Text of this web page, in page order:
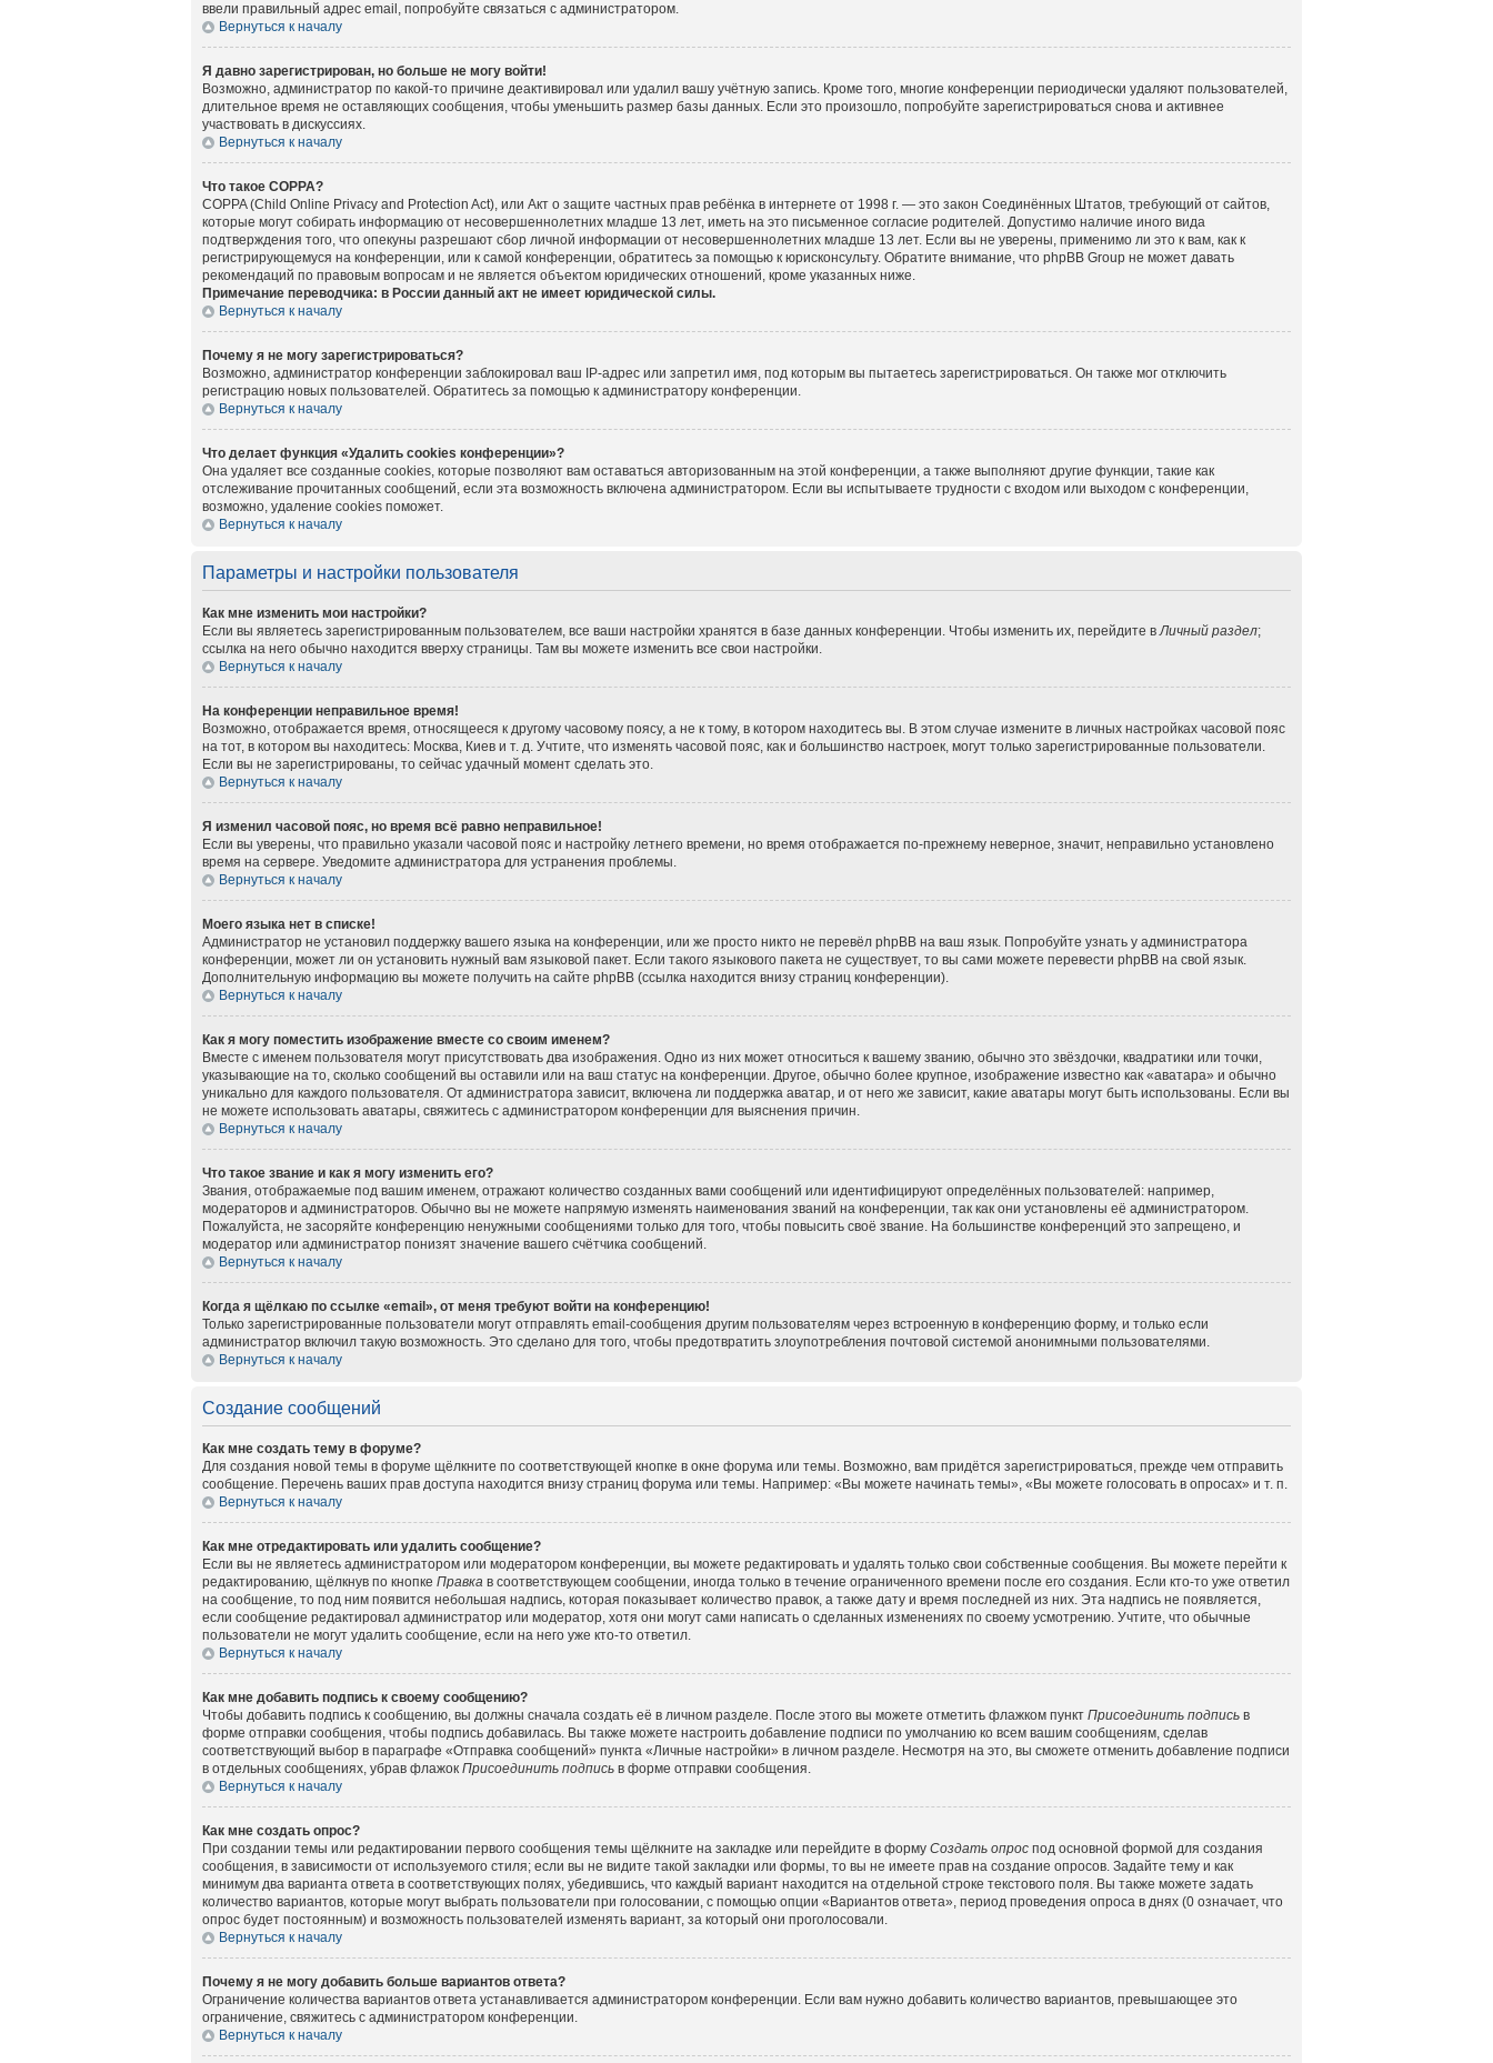
ввели правильный адрес email, попробуйте связаться с администратором.
Вернуться к началу
Я давно зарегистрирован, но больше не могу войти!
Возможно, администратор по какой-то причине деактивировал или удалил вашу учётную запись. Кроме того, многие конференции периодически удаляют пользователей,
длительное время не оставляющих сообщения, чтобы уменьшить размер базы данных. Если это произошло, попробуйте зарегистрироваться снова и активнее
участвовать в дискуссиях.
Вернуться к началу
Что такое COPPA?
COPPA (Child Online Privacy and Protection Act), или Акт о защите частных прав ребёнка в интернете от 1998 г. — это закон Соединённых Штатов, требующий от сайтов,
которые могут собирать информацию от несовершеннолетних младше 13 лет, иметь на это письменное согласие родителей. Допустимо наличие иного вида
подтверждения того, что опекуны разрешают сбор личной информации от несовершеннолетних младше 13 лет. Если вы не уверены, применимо ли это к вам, как к
регистрирующемуся на конференции, или к самой конференции, обратитесь за помощью к юрисконсульту. Обратите внимание, что phpBB Group не может давать
рекомендаций по правовым вопросам и не является объектом юридических отношений, кроме указанных ниже.
Примечание переводчика: в России данный акт не имеет юридической силы.
Вернуться к началу
Почему я не могу зарегистрироваться?
Возможно, администратор конференции заблокировал ваш IP-адрес или запретил имя, под которым вы пытаетесь зарегистрироваться. Он также мог отключить
регистрацию новых пользователей. Обратитесь за помощью к администратору конференции.
Вернуться к началу
Что делает функция «Удалить cookies конференции»?
Она удаляет все созданные cookies, которые позволяют вам оставаться авторизованным на этой конференции, а также выполняют другие функции, такие как
отслеживание прочитанных сообщений, если эта возможность включена администратором. Если вы испытываете трудности с входом или выходом с конференции,
возможно, удаление cookies поможет.
Вернуться к началу
Параметры и настройки пользователя
Как мне изменить мои настройки?
Если вы являетесь зарегистрированным пользователем, все ваши настройки хранятся в базе данных конференции. Чтобы изменить их, перейдите вЛичный раздел;
ссылка на него обычно находится вверху страницы. Там вы можете изменить все свои настройки.
Вернуться к началу
На конференции неправильное время!
Возможно, отображается время, относящееся к другому часовому поясу, а не к тому, в котором находитесь вы. В этом случае измените в личных настройках часовой пояс
на тот, в котором вы находитесь: Москва, Киев и т. д. Учтите, что изменять часовой пояс, как и большинство настроек, могут только зарегистрированные пользователи.
Если вы не зарегистрированы, то сейчас удачный момент сделать это.
Вернуться к началу
Я изменил часовой пояс, но время всё равно неправильное!
Если вы уверены, что правильно указали часовой пояс и настройку летнего времени, но время отображается по-прежнему неверное, значит, неправильно установлено
время на сервере. Уведомите администратора для устранения проблемы.
Вернуться к началу
Моего языка нет в списке!
Администратор не установил поддержку вашего языка на конференции, или же просто никто не перевёл phpBB на ваш язык. Попробуйте узнать у администратора
конференции, может ли он установить нужный вам языковой пакет. Если такого языкового пакета не существует, то вы сами можете перевести phpBB на свой язык.
Дополнительную информацию вы можете получить на сайте phpBB (ссылка находится внизу страниц конференции).
Вернуться к началу
Как я могу поместить изображение вместе со своим именем?
Вместе с именем пользователя могут присутствовать два изображения. Одно из них может относиться к вашему званию, обычно это звёздочки, квадратики или точки,
указывающие на то, сколько сообщений вы оставили или на ваш статус на конференции. Другое, обычно более крупное, изображение известно как «аватара» и обычно
уникально для каждого пользователя. От администратора зависит, включена ли поддержка аватар, и от него же зависит, какие аватары могут быть использованы. Если вы
не можете использовать аватары, свяжитесь с администратором конференции для выяснения причин.
Вернуться к началу
Что такое звание и как я могу изменить его?
Звания, отображаемые под вашим именем, отражают количество созданных вами сообщений или идентифицируют определённых пользователей: например,
модераторов и администраторов. Обычно вы не можете напрямую изменять наименования званий на конференции, так как они установлены её администратором.
Пожалуйста, не засоряйте конференцию ненужными сообщениями только для того, чтобы повысить своё звание. На большинстве конференций это запрещено, и
модератор или администратор понизят значение вашего счётчика сообщений.
Вернуться к началу
Когда я щёлкаю по ссылке «email», от меня требуют войти на конференцию!
Только зарегистрированные пользователи могут отправлять email-сообщения другим пользователям через встроенную в конференцию форму, и только если
администратор включил такую возможность. Это сделано для того, чтобы предотвратить злоупотребления почтовой системой анонимными пользователями.
Вернуться к началу
Создание сообщений
Как мне создать тему в форуме?
Для создания новой темы в форуме щёлкните по соответствующей кнопке в окне форума или темы. Возможно, вам придётся зарегистрироваться, прежде чем отправить
сообщение. Перечень ваших прав доступа находится внизу страниц форума или темы. Например: «Вы можете начинать темы», «Вы можете голосовать в опросах» и т. п.
Вернуться к началу
Как мне отредактировать или удалить сообщение?
Если вы не являетесь администратором или модератором конференции, вы можете редактировать и удалять только свои собственные сообщения. Вы можете перейти к
редактированию, щёлкнув по кнопке Правка в соответствующем сообщении, иногда только в течение ограниченного времени после его создания. Если кто-то уже ответил
на сообщение, то под ним появится небольшая надпись, которая показывает количество правок, а также дату и время последней из них. Эта надпись не появляется,
если сообщение редактировал администратор или модератор, хотя они могут сами написать о сделанных изменениях по своему усмотрению. Учтите, что обычные
пользователи не могут удалить сообщение, если на него уже кто-то ответил.
Вернуться к началу
Как мне добавить подпись к своему сообщению?
Чтобы добавить подпись к сообщению, вы должны сначала создать её в личном разделе. После этого вы можете отметить флажком пункт Присоединить подпись в
форме отправки сообщения, чтобы подпись добавилась. Вы также можете настроить добавление подписи по умолчанию ко всем вашим сообщениям, сделав
соответствующий выбор в параграфе «Отправка сообщений» пункта «Личные настройки» в личном разделе. Несмотря на это, вы сможете отменить добавление подписи
в отдельных сообщениях, убрав флажок Присоединить подпись в форме отправки сообщения.
Вернуться к началу
Как мне создать опрос?
При создании темы или редактировании первого сообщения темы щёлкните на закладке или перейдите в форму Создать опрос под основной формой для создания
сообщения, в зависимости от используемого стиля; если вы не видите такой закладки или формы, то вы не имеете прав на создание опросов. Задайте тему и как
минимум два варианта ответа в соответствующих полях, убедившись, что каждый вариант находится на отдельной строке текстового поля. Вы также можете задать
количество вариантов, которые могут выбрать пользователи при голосовании, с помощью опции «Вариантов ответа», период проведения опроса в днях (0 означает, что
опрос будет постоянным) и возможность пользователей изменять вариант, за который они проголосовали.
Вернуться к началу
Почему я не могу добавить больше вариантов ответа?
Ограничение количества вариантов ответа устанавливается администратором конференции. Если вам нужно добавить количество вариантов, превышающее это
ограничение, свяжитесь с администратором конференции.
Вернуться к началу